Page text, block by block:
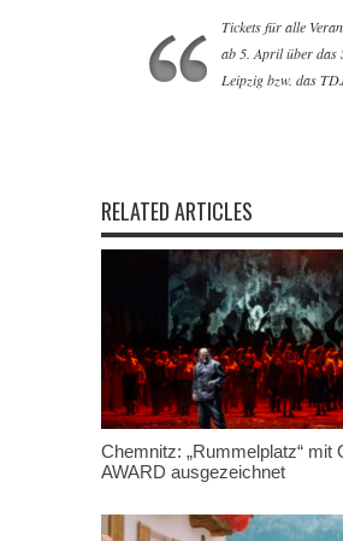
Tickets für alle
ab 5. April über das
Leipzig bzw. das
RELATED ARTICLES
Chemnitz: „Rummelplatz“ mit
AWARD ausgezeichnet